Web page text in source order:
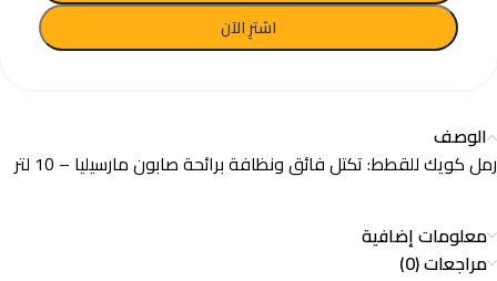
اشترِ الآن
الوصف
رمل كويك للقطط: تكتل فائق ونظافة برائحة صابون مارسيليا – 10 لتر
معلومات إضافية
مراجعات (0)